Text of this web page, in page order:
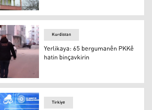
bi hêza 3.7 pileyan rû da
PKKê hatin binçavkirin
Kurdistan
Yerlikaya: 65 bergumanên PKKê
hatin binçavkirin
Tirkiye